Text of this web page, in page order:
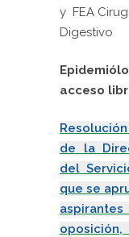
y FEA
Digestivo
acceso
de la
del
que se